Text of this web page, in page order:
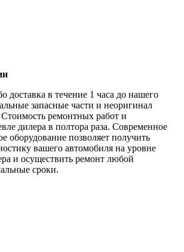
доставка в течение 1 часа до нашего
запасные части и неоригинал
Стоимость ремонтных работ и
дилера в полтора раза. Современное
оборудование позволяет получить
вашего автомобиля на уровне
и осуществить ремонт любой
сроки.